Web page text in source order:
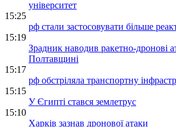
університет
15:25
рф стали застосовувати більше
15:19
Зрадник наводив ракетно-дронові
Полтавщині
15:17
рф обстріляла транспортну
15:15
У Єгипті стався землетрус
15:10
Харків зазнав дронової атаки